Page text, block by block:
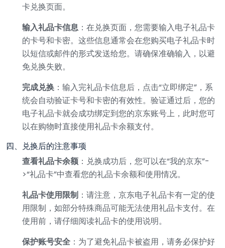
卡兑换页面。
输入礼品卡信息 ：在兑换页面，您需要输入电子礼品卡
的卡号和卡密。这些信息通常会在您购买电子礼品卡时
以短信或邮件的形式发送给您。请确保准确输入，以避
免兑换失败。
完成兑换 ：输入完礼品卡信息后，点击“立即绑定”，系
统会自动验证卡号和卡密的有效性。验证通过后，您的
电子礼品卡就会成功绑定到您的京东账号上，此时您可
以在购物时直接使用礼品卡余额支付。
四、兑换后的注意事项
查看礼品卡余额 ：兑换成功后，您可以在“我的京东”-
>“礼品卡”中查看您的礼品卡余额和使用情况。
礼品卡使用限制 ：请注意，京东电子礼品卡有一定的使
用限制，如部分特殊商品可能无法使用礼品卡支付。在
使用前，请仔细阅读礼品卡的使用说明。
保护账号安全 ：为了避免礼品卡被盗用，请务必保护好